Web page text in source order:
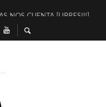
NOS CUENTA [LIBRES!!!]
SANDRA MONFORT
TEATRAL CLAUDIO
KATARSIS DEL TOMATAZO